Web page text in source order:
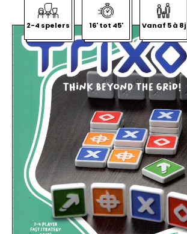
2-4 spelers 16' tot 45' Vanaf 5 à 8j